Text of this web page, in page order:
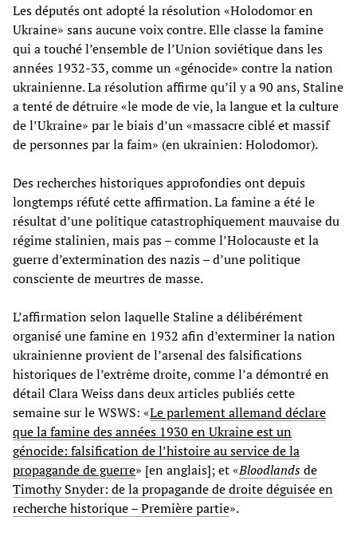
Les députés ont adopté la résolution «Holodomor en
Ukraine» sans aucune voix contre. Elle classe la famine
qui a touché l’ensemble de l’Union soviétique dans les
années 1932-33, comme un «génocide» contre la nation
ukrainienne. La résolution affirme qu’il y a 90 ans, Staline
a tenté de détruire «le mode de vie, la langue et la culture
de l’Ukraine» par le biais d’un «massacre ciblé et massif
de personnes par la faim» (en ukrainien: Holodomor).
Des recherches historiques approfondies ont depuis
longtemps réfuté cette affirmation. La famine a été le
résultat d’une politique catastrophiquement mauvaise du
régime stalinien, mais pas – comme l’Holocauste et la
guerre d’extermination des nazis – d’une politique
consciente de meurtres de masse.
L’affirmation selon laquelle Staline a délibérément
organisé une famine en 1932 afin d’exterminer la nation
ukrainienne provient de l’arsenal des falsifications
historiques de l’extrême droite, comme l’a démontré en
détail Clara Weiss dans deux articles publiés cette
semaine sur le WSWS: «Le parlement allemand déclare
que la famine des années 1930 en Ukraine est un
génocide: falsification de l’histoire au service de la
propagande de guerre» [en anglais]; et «Bloodlandsde
Timothy Snyder: de la propagande de droite déguisée en
recherche historique – Première partie».